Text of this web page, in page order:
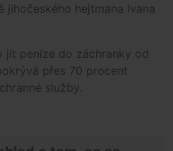
jihočeského hejtmana Ivana
jít peníze do záchranky od
přes 70 procent
služby.